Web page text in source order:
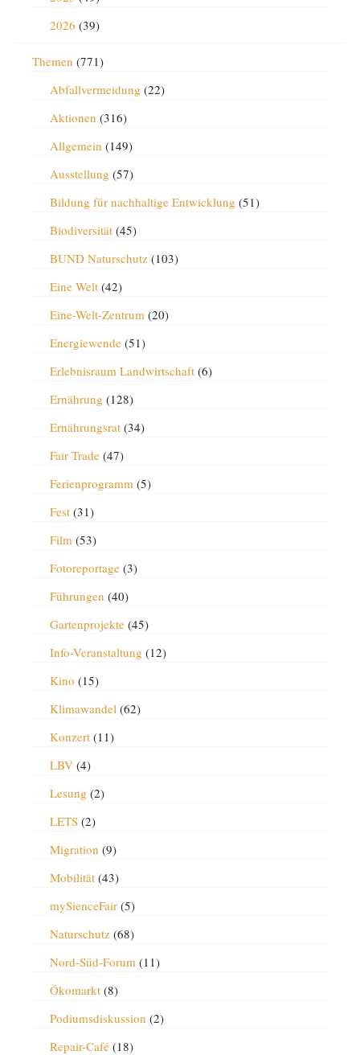
2026 (39)
Themen (771)
Abfallvermeidung (22)
Aktionen (316)
Allgemein (149)
Ausstellung (57)
Bildung für nachhaltige Entwicklung (51)
Biodiversität(45)
BUND Naturschutz(103)
Eine Welt(42)
Eine-Welt-Zentrum(20)
Energiewende(51)
Erlebnisraum Landwirtschaft(6)
Ernährung (128)
Ernährungsrat(34)
Fair Trade(47)
Ferienprogramm(5)
Fest(31)
Film(53)
Fotoreportage(3)
Führungen (40)
Gartenprojekte(45)
Info-Veranstaltung (12)
Kino (15)
Klimawandel(62)
Konzert(11)
LBV(4)
Lesung (2)
LETS(2)
Migration (9)
Mobilität(43)
mySienceFair(5)
Naturschutz(68)
Nord-Süd-Forum(11)
Ökomarkt(8)
Podiumsdiskussion (2)
Repair-Café(18)